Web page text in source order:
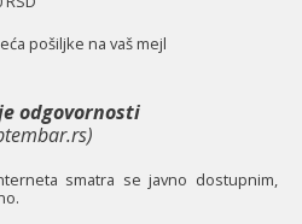
pošiljke na vaš mejl
odgovornosti
smatra se javno dostupnim,